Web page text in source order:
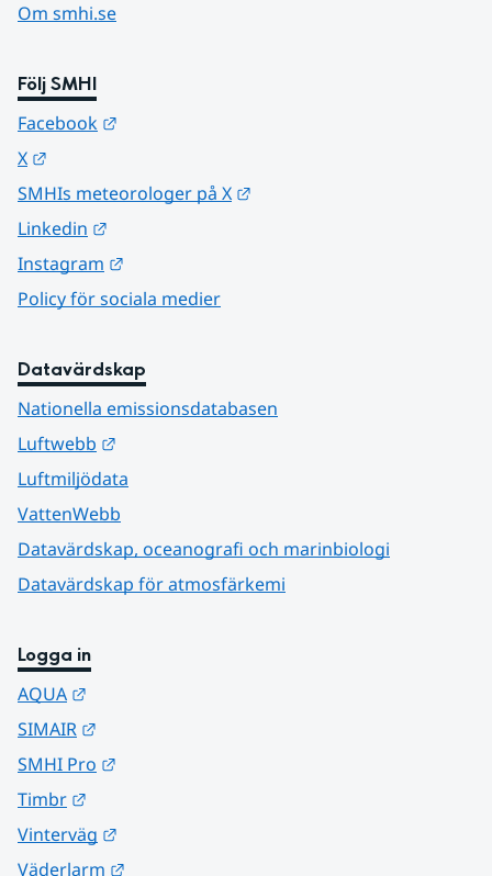
Om smhi.se
Följ SMHI
Facebook
X
SMHIs meteorologer på X
Linkedin
Instagram
Policy för sociala medier
Datavärdskap
Nationella emissionsdatabasen
Luftwebb
Luftmiljödata
VattenWebb
Datavärdskap, oceanografi och marinbiologi
Datavärdskap för atmosfärkemi
Logga in
AQUA
SIMAIR
SMHI Pro
Timbr
Vinterväg
Väderlarm